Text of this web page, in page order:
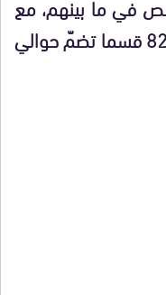
العلم أن عددهم أربعة يؤطرون 82 قسما تضمّ حوالي